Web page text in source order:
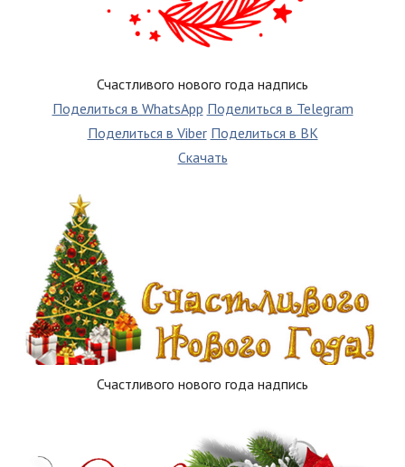
Счастливого нового года надпись
Поделиться в WhatsApp Поделиться в Telegram
Поделиться в Viber Поделиться в ВК
Скачать
Счастливого нового года надпись